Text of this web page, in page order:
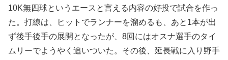
10K無四球というエースと言える内容の好投で試合を作っ
た。打線は、ヒットでランナーを溜めるも、あと1本が出
ず後手後手の展開となったが、8回にはオスナ選手のタイ
ムリーでようやく追いついた。その後、延長戦に入り野手